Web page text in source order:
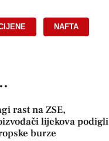
NAFTA
rast na ZSE,
lijekova podigli
burze